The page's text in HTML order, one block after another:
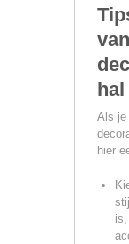
Als je
hier